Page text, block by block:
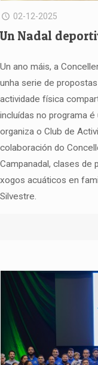
02-12-2025
Un Nadal
Un ano máis, a
unha serie de
actividade física
incluídas no programa
organiza o Club de
colaboración do
Campanadal, clases de
xogos acuáticos en
Silvestre.